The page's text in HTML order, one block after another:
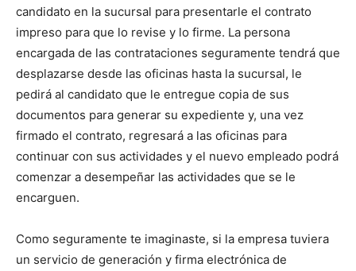
candidato en la sucursal para presentarle el contrato
impreso para que lo revise y lo firme. La persona
encargada de las contrataciones seguramente tendrá que
desplazarse desde las oficinas hasta la sucursal, le
pedirá al candidato que le entregue copia de sus
documentos para generar su expediente y, una vez
firmado el contrato, regresará a las oficinas para
continuar con sus actividades y el nuevo empleado podrá
comenzar a desempeñar las actividades que se le
encarguen.
Como seguramente te imaginaste, si la empresa tuviera
un servicio de generación y firma electrónica de